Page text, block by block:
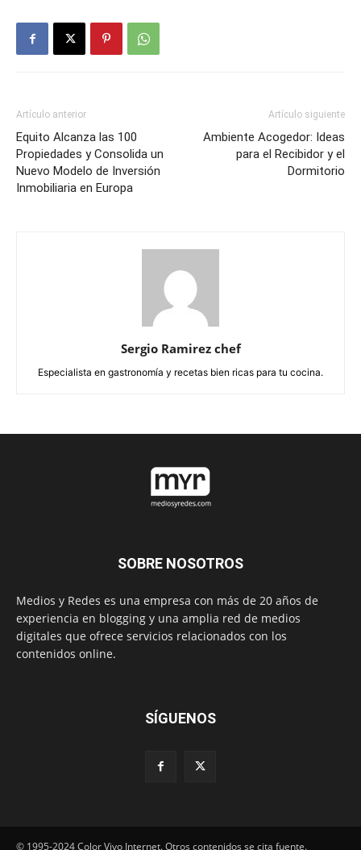
Artículo anterior
Equito Alcanza las 100
Propiedades y Consolida un
Nuevo Modelo de Inversión
Inmobiliaria en Europa
Artículo siguiente
Ambiente Acogedor: Ideas
para el Recibidor y el
Dormitorio
Sergio Ramirez chef
Especialista en gastronomía y recetas bien ricas para tu cocina.
SOBRE NOSOTROS
Medios y Redes es una empresa con más de 20 años de
experiencia en blogging y una amplia red de medios
digitales que ofrece servicios relacionados con los
contenidos online.
SÍGUENOS
© 1995-2024 Color Vivo Internet. Otros contenidos se cita fuente.